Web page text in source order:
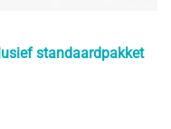
standaardpakket